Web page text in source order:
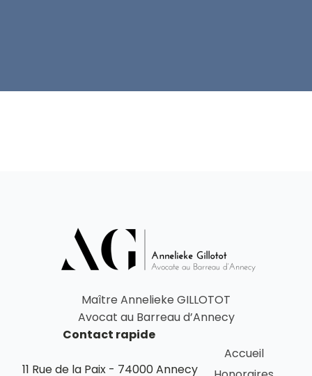
Maître Annelieke GILLOTOT
Avocat au Barreau d’Annecy
Contact rapide
11 Rue de la Paix - 74000 Annecy
Accueil